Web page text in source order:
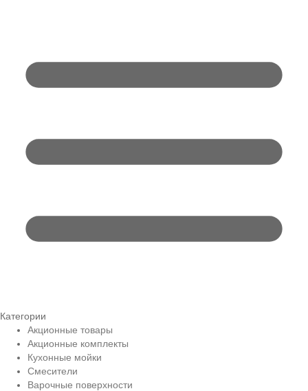
Категории
Акционные товары
Акционные комплекты
Кухонные мойки
Смесители
Варочные поверхности